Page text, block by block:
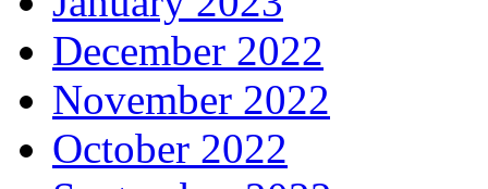
December 2022
November 2022
October 2022